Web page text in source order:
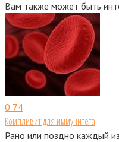
Вам также может быть
0 74
Компливит для иммунитета
Рано или поздно каждый